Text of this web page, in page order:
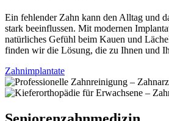
Ein fehlender Zahn kann den Alltag und
stark beeinflussen. Mit modernen
natürliches Gefühl beim Kauen und
finden wir die Lösung, die zu Ihnen und
Zahnimplantate